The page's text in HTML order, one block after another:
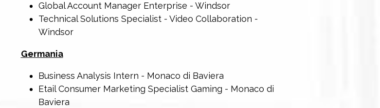
Global Account Manager Enterprise - Windsor
Technical Solutions Specialist - Video Collaboration -
Windsor
Germania
Business Analysis Intern - Monaco di Baviera
Etail Consumer Marketing Specialist Gaming - Monaco di
Baviera